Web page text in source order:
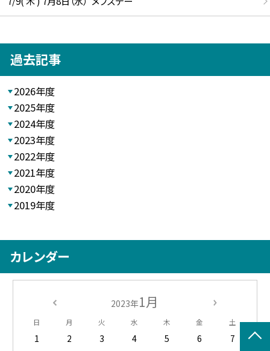
過去記事
2026年度
2025年度
2024年度
2023年度
2022年度
2021年度
2020年度
2019年度
カレンダー
2023年1月
日 月 火 水 木 金 土
1 2 3 4 5 6 7